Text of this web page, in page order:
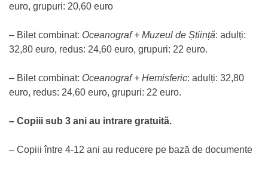
euro, grupuri: 20,60 euro
– Bilet combinat: Oceanograf + Muzeul de Știință: adulți:
32,80 euro, redus: 24,60 euro, grupuri: 22 euro.
– Bilet combinat: Oceanograf + Hemisferic: adulți: 32,80
euro, redus: 24,60 euro, grupuri: 22 euro.
– Copiii sub 3 ani au intrare gratuită.
– Copiii între 4-12 ani au reducere pe bază de documente